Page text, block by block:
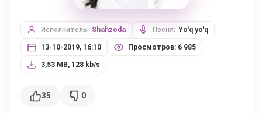
Исполнитель: Shahzoda Песня: Yo'q yo'q
13-10-2019, 16:10 Просмотров: 6 985
3,53 MB, 128 kb/s
35 0